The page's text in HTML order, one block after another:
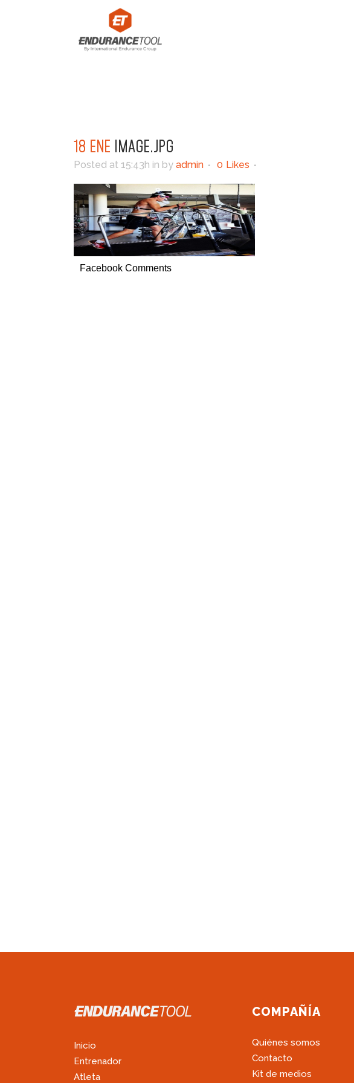
18 ENE IMAGE.JPG
Posted at 15:43h in by admin 0 Likes
Facebook Comments
Inicio
Entrenador
Atleta
COMPAÑÍA
Quiénes somos
Contacto
Kit de medios